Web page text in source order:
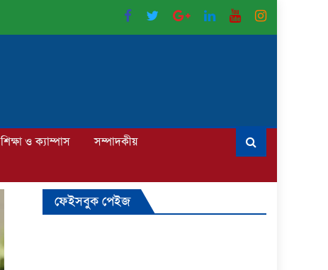
শিক্ষা ও ক্যাম্পাস
সম্পাদকীয়
ফেইসবুক পেইজ